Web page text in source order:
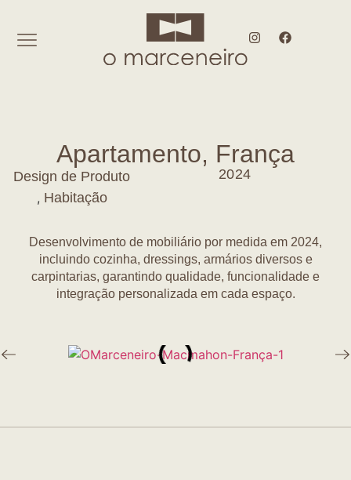
Apartamento, França
Design de Produto
, Habitação
2024
Desenvolvimento de mobiliário por medida em 2024,
incluindo cozinha, dressings, armários diversos e
carpintarias, garantindo qualidade, funcionalidade e
integração personalizada em cada espaço.